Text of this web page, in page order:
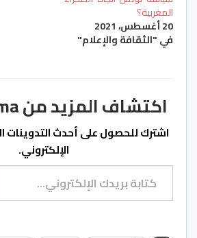
المغربية؟
20 أغسطس، 2021
في "الثقافة والإعلام"
اكتشاف المزيد من azulpress.ma
اشترك للحصول على أحدث التدوينات
الإلكتروني.
كتابة بريدك الإلكتروني...